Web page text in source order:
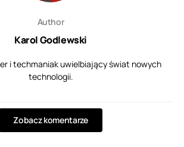
Author
Karol Godlewski
i techmaniak uwielbiający świat nowych
technologii.
Zobacz komentarze